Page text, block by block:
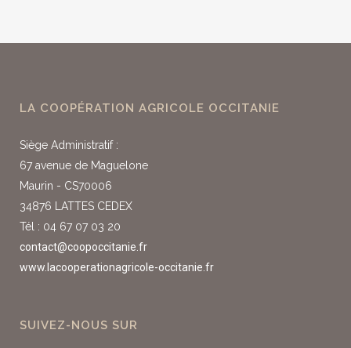
LA COOPÉRATION AGRICOLE OCCITANIE
Siège Administratif :
67 avenue de Maguelone
Maurin - CS70006
34876 LATTES CEDEX
Tél : 04 67 07 03 20
contact@coopoccitanie.fr
www.lacooperationagricole-occitanie.fr
SUIVEZ-NOUS SUR